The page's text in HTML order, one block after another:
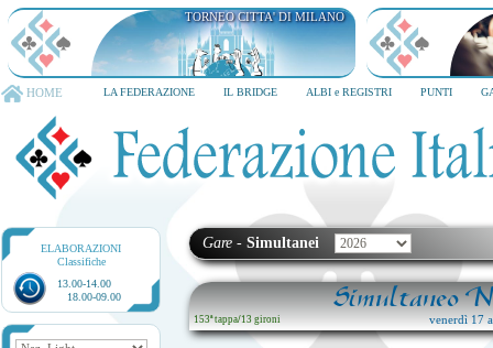
TORNEO CITTA' DI MILANO
QUARK HOTEL MILANO
HOME LA FEDERAZIONE IL BRIDGE ALBI e REGISTRI PUNTI
ELABORAZIONI
Classifiche
13.00-14.00
18.00-09.00
Gare - Simultanei
Simultaneo
153ª tappa/13 gironi venerdì 17